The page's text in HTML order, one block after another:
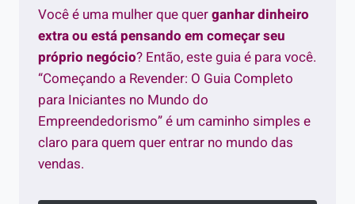
Você é uma mulher que querganhar dinheiro
extra ou está pensando em começar seu
próprio negócio? Então, este guia é para você.
“Começando a Revender: O Guia Completo
para Iniciantes no Mundo do
Empreendedorismo” é um caminho simples e
claro para quem quer entrar no mundo das
vendas.